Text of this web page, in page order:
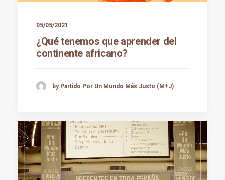
05/05/2021
¿Qué tenemos que aprender del
continente africano?
by Partido Por Un Mundo Más Justo (M+J)